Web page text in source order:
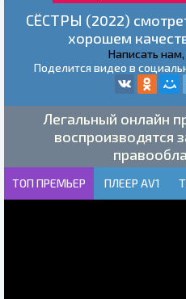
СЁСТРЫ (2022)
хорошем
Написать
Поделится видео в
Легальный онлайн
воспроизводятся
ТОП ПРЕМЬЕР ПЛЕЕР AV1